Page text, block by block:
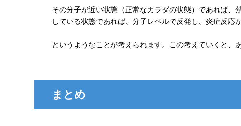
その分子が近い状態（正常なカラダの状態）であれば、
している状態であれば、分子レベルで反発し、炎症反応
というようなことが考えられます。この考えていくと、
まとめ